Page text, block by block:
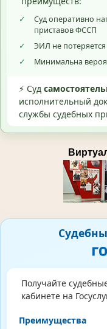
✓
Суд оперативно
приставов ФССП
✓
ЭИЛ не
✓
Минимальна
⚡ Суд
исполнительный
службы судебных
Получайте
кабинете на
Преимущества